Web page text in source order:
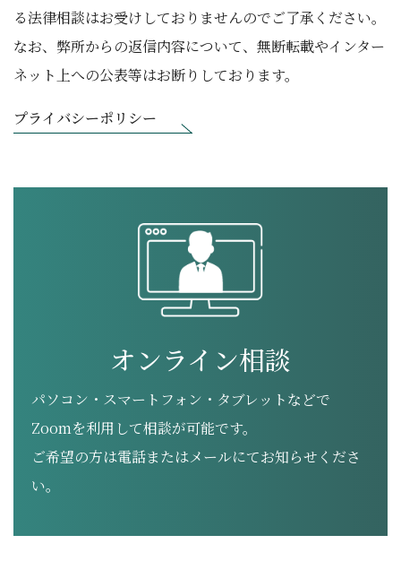
る法律相談はお受けしておりませんのでご了承ください。
なお、弊所からの返信内容について、無断転載やインター
ネット上への公表等はお断りしております。
プライバシーポリシー
オンライン相談
パソコン・スマートフォン・タブレットなどで
Zoomを利用して相談が可能です。
ご希望の方は電話またはメールにてお知らせくださ
い。